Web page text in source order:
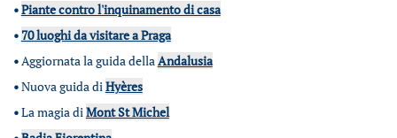
•Piante contro l'inquinamento di casa
• 70 luoghi da visitare a Praga
•Aggiornata la guida dellaAndalusia
•Nuova guida diHyères
•La magia diMont St Michel